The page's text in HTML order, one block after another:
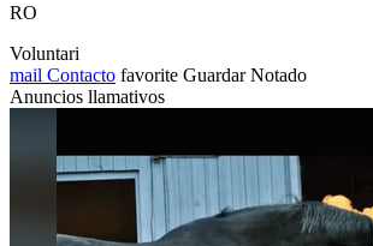
RO
Voluntari
mail Contacto favorite Guardar Notado
Anuncios llamativos